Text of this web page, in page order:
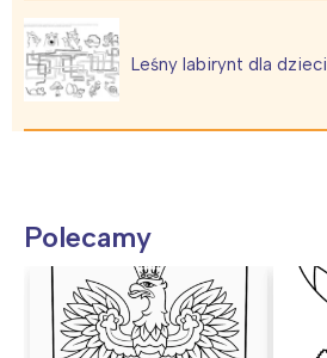
Leśny labirynt dla dzieci
Polecamy